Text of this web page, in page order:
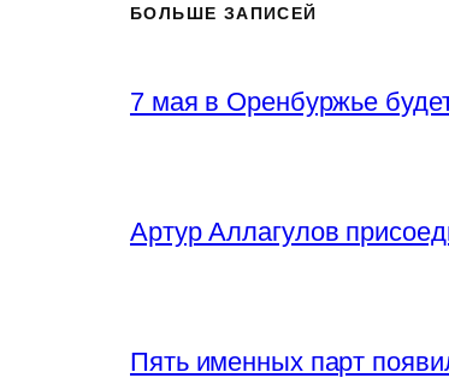
БОЛЬШЕ ЗАПИСЕЙ
7 мая в Оренбуржье
Артур Аллагулов
Пять именных парт